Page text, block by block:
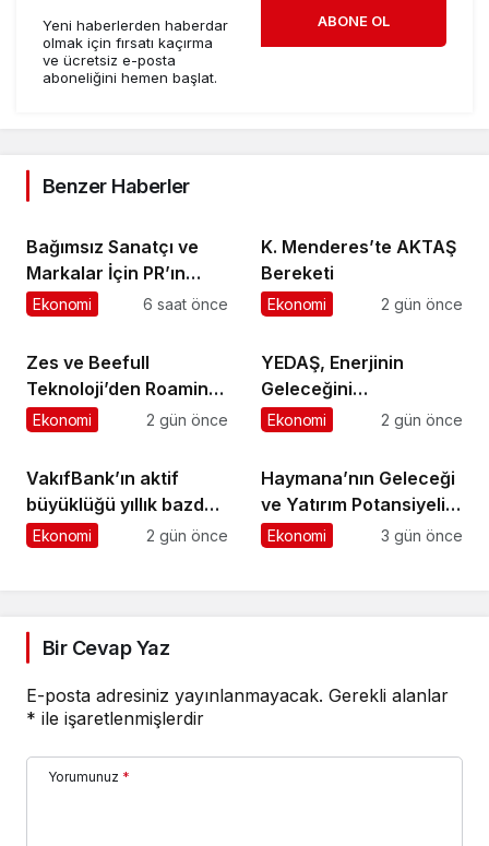
Yeni haberlerden haberdar
olmak için fırsatı kaçırma
ve ücretsiz e-posta
aboneliğini hemen başlat.
ABONE OL
Benzer Haberler
Bağımsız Sanatçı ve
Markalar İçin PR’ın
Kuralları Değişiyor
Ekonomi 6 saat önce
K. Menderes’te AKTAŞ
Bereketi
Ekonomi 2 gün önce
Zes ve Beefull
Teknoloji’den Roaming
İş Birliği
Ekonomi 2 gün önce
YEDAŞ, Enerjinin
Geleceğini
Şekillendirecek Genç
Ekonomi 2 gün önce
VakıfBank’ın aktif
büyüklüğü yıllık bazda
yüzde 28 artışla 5,8
Ekonomi 2 gün önce
Haymana’nın Geleceği
ve Yatırım Potansiyeli
Masaya Yatırıldı
Ekonomi 3 gün önce
Bir Cevap Yaz
E-posta adresiniz yayınlanmayacak. Gerekli alanlar
* ile işaretlenmişlerdir
Yorumunuz *